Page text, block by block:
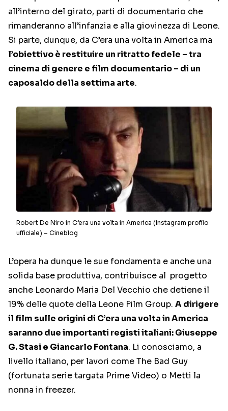
all’interno del girato, parti di documentario che
rimanderanno all’infanzia e alla giovinezza di Leone.
Si parte, dunque, da C’era una volta in America ma
l’obiettivo è restituire un ritratto fedele – tra
cinema di genere e film documentario – di un
caposaldo della settima arte.
Robert De Niro in C’era una volta in America (Instagram profilo
ufficiale) – Cineblog
L’opera ha dunque le sue fondamenta e anche una
solida base produttiva, contribuisce al progetto
anche Leonardo Maria Del Vecchio che detiene il
19% delle quote della Leone Film Group. A dirigere
il film sulle origini di C’era una volta in America
saranno due importanti registi italiani: Giuseppe
G. Stasi e Giancarlo Fontana. Li conosciamo, a
livello italiano, per lavori come The Bad Guy
(fortunata serie targata Prime Video) o Metti la
nonna in freezer.